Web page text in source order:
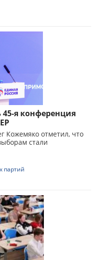
45-я конференция
Кожемяко отметил, что
стали
партий